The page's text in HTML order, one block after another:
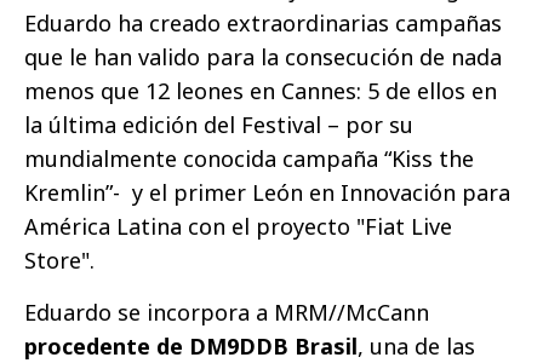
Eduardo ha creado extraordinarias campañas
que le han valido para la consecución de nada
menos que 12 leones en Cannes: 5 de ellos en
la última edición del Festival – por su
mundialmente conocida campaña “Kiss the
Kremlin”- y el primer León en Innovación para
América Latina con el proyecto "Fiat Live
Store".
Eduardo se incorpora a MRM//McCann
procedente de DM9DDB Brasil, una de las